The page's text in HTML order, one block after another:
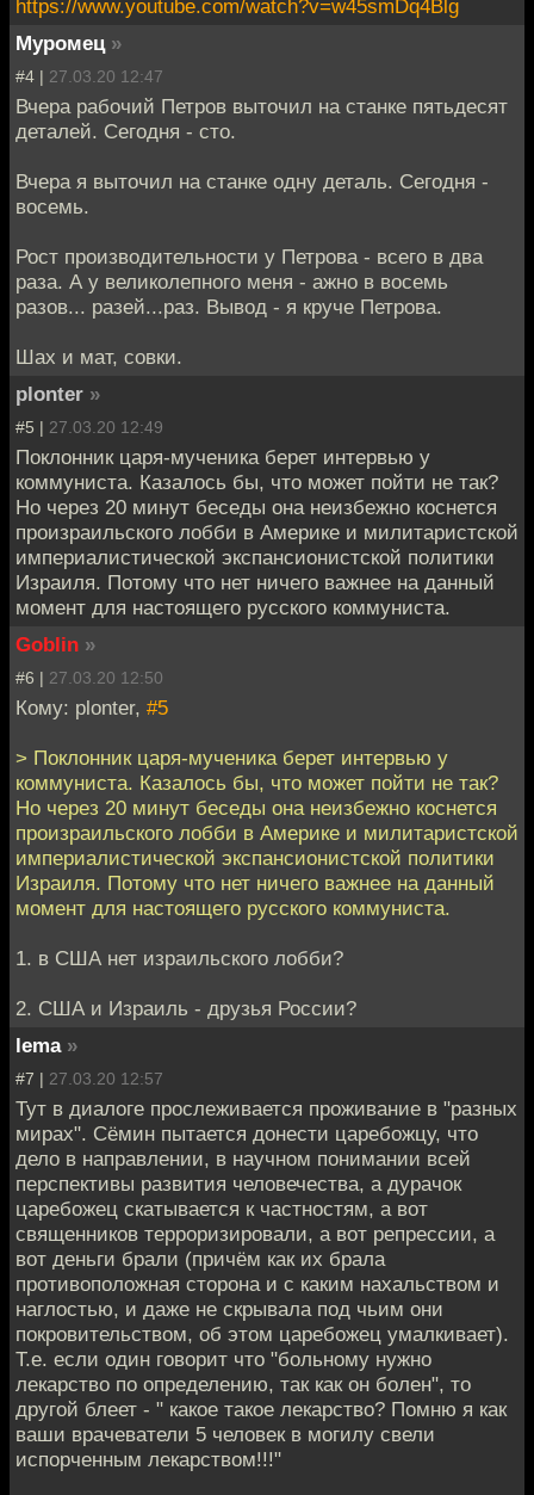
https://www.youtube.com/watch?v=w45smDq4Blg
Муромец »
#4 | 27.03.20 12:47
Вчера рабочий Петров выточил на станке пятьдесят
деталей. Сегодня - сто.
Вчера я выточил на станке одну деталь. Сегодня -
восемь.
Рост производительности у Петрова - всего в два
раза. А у великолепного меня - ажно в восемь
разов... разей...раз. Вывод - я круче Петрова.
Шах и мат, совки.
plonter »
#5 | 27.03.20 12:49
Поклонник царя-мученика берет интервью у
коммуниста. Казалось бы, что может пойти не так?
Но через 20 минут беседы она неизбежно коснется
произраильского лобби в Америке и милитаристской
империалистической экспансионистской политики
Израиля. Потому что нет ничего важнее на данный
момент для настоящего русского коммуниста.
Goblin »
#6 | 27.03.20 12:50
Кому: plonter, #5
> Поклонник царя-мученика берет интервью у
коммуниста. Казалось бы, что может пойти не так?
Но через 20 минут беседы она неизбежно коснется
произраильского лобби в Америке и милитаристской
империалистической экспансионистской политики
Израиля. Потому что нет ничего важнее на данный
момент для настоящего русского коммуниста.
1. в США нет израильского лобби?
2. США и Израиль - друзья России?
lema »
#7 | 27.03.20 12:57
Тут в диалоге прослеживается проживание в "разных
мирах". Сёмин пытается донести царебожцу, что
дело в направлении, в научном понимании всей
перспективы развития человечества, а дурачок
царебожец скатывается к частностям, а вот
священников терроризировали, а вот репрессии, а
вот деньги брали (причём как их брала
противоположная сторона и с каким нахальством и
наглостью, и даже не скрывала под чьим они
покровительством, об этом царебожец умалкивает).
Т.е. если один говорит что "больному нужно
лекарство по определению, так как он болен", то
другой блеет - " какое такое лекарство? Помню я как
ваши врачеватели 5 человек в могилу свели
испорченным лекарством!!!"